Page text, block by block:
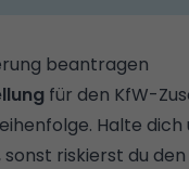
beantragen
für den KfW-
Halte
sonst riskierst du